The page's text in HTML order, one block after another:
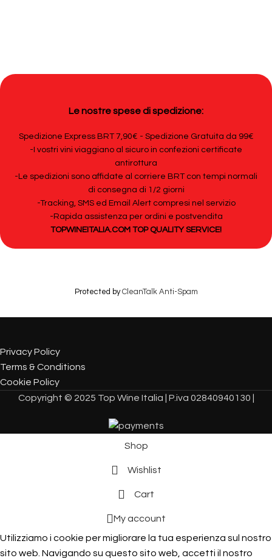
Le nostre spese di spedizione:
Spedizione Express BRT 7,90€ - Spedizione Gratuita da 99€
-I vostri vini viaggiano al sicuro in confezioni certificate
antirottura
-Le spedizioni sono affidate al corriere BRT con tempi normali
di consegna di 1/2 giorni
-Tracking, SMS ed Email Alert compresi nel servizio
-Rapida assistenza per ordini e postvendita
TOPWINEITALIA.COM TOP QUALITY SERVICE!
Protected byCleanTalk Anti-Spam
Privacy Policy
Terms & Conditions
Cookie Policy
Copyright © 2025 Top Wine Italia | P.iva 02840940130 |
Shop
Wishlist
Cart
My account
Utilizziamo i cookie per migliorare la tua esperienza sul nostro
sito web. Navigando su questo sito web, accetti il ​​nostro